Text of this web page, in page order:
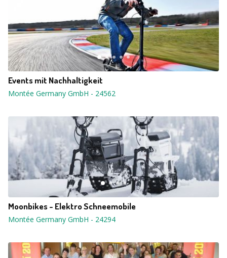
Events mit Nachhaltigkeit
Montée Germany GmbH - 24562
Moonbikes - Elektro Schneemobile
Montée Germany GmbH - 24294